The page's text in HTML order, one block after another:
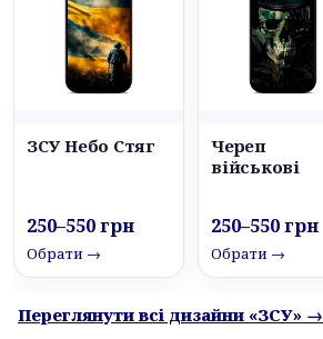
ЗСУ Небо Стяг
250–550 грн
Обрати →
Череп
військові
250–550 грн
Обрати →
Переглянути всі дизайни «ЗСУ» →